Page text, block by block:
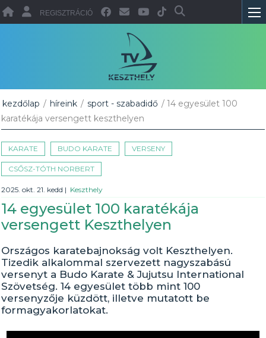
REGISZTRÁCIÓ
kezdőlap / híreink / sport - szabadidő / 14 egyesület 100
karatékája versengett keszthelyen
KARATE BUDO KARATE VERSENY
CSŐSZ-TÓTH NORBERT
2025. okt. 21. kedd | Keszthely
14 egyesület 100 karatékája
versengett Keszthelyen
Országos karatebajnokság volt Keszthelyen.
Tizedik alkalommal szervezett nagyszabású
versenyt a Budo Karate & Jujutsu International
Szövetség. 14 egyesület több mint 100
versenyzője küzdött, illetve mutatott be
formagyakorlatokat.